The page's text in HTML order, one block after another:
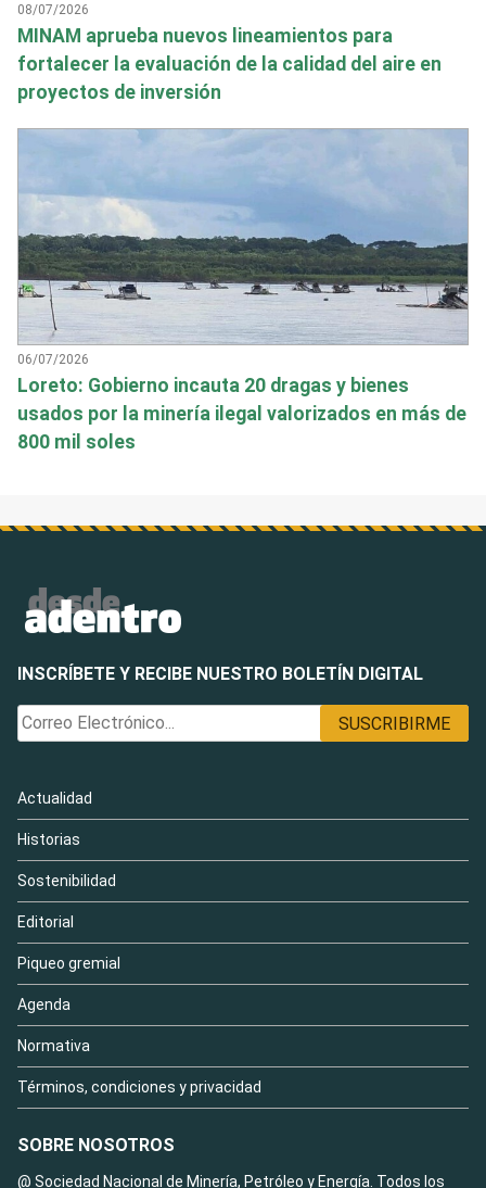
08/07/2026
MINAM aprueba nuevos lineamientos para
fortalecer la evaluación de la calidad del aire en
proyectos de inversión
06/07/2026
Loreto: Gobierno incauta 20 dragas y bienes
usados por la minería ilegal valorizados en más de
800 mil soles
INSCRÍBETE Y RECIBE NUESTRO BOLETÍN DIGITAL
Actualidad
Historias
Sostenibilidad
Editorial
Piqueo gremial
Agenda
Normativa
Términos, condiciones y privacidad
SOBRE NOSOTROS
@ Sociedad Nacional de Minería, Petróleo y Energía. Todos los